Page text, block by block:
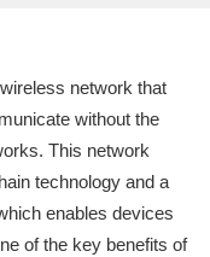
network that
without the
This network
technology and a
enables devices
of the key benefits of